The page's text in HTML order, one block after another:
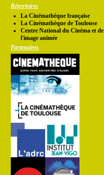
Répertoires
La Cinémathèque française
La Cinémathèque de Toulouse
Centre National du Cinéma et de
l'image animée
Partenaires